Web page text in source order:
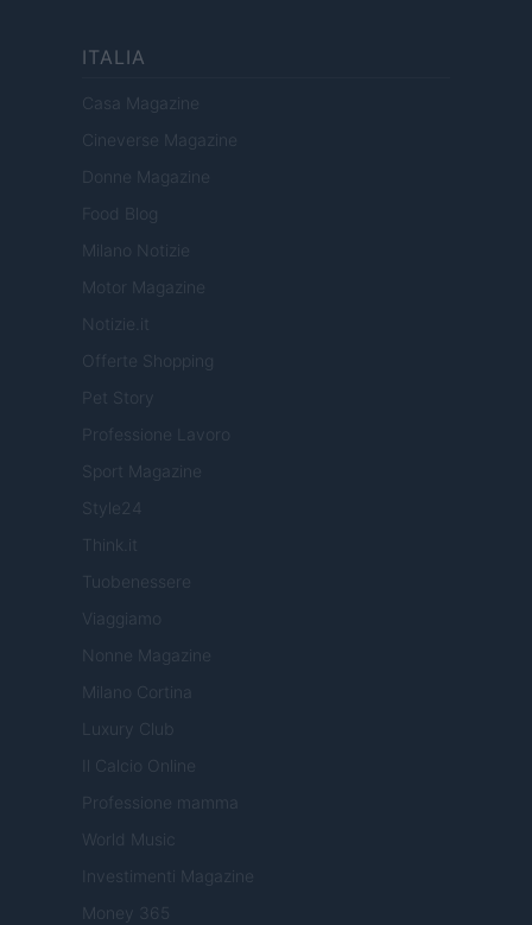
ITALIA
Casa Magazine
Cineverse Magazine
Donne Magazine
Food Blog
Milano Notizie
Motor Magazine
Notizie.it
Offerte Shopping
Pet Story
Professione Lavoro
Sport Magazine
Style24
Think.it
Tuobenessere
Viaggiamo
Nonne Magazine
Milano Cortina
Luxury Club
Il Calcio Online
Professione mamma
World Music
Investimenti Magazine
Money 365